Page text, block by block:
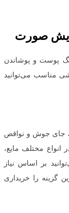
صورت
پوست و پوشاندن
مناسب می‌توانید
جای جوش و نواقص
انواع مختلف مایع،
بر اساس نیاز
گزینه را خریداری